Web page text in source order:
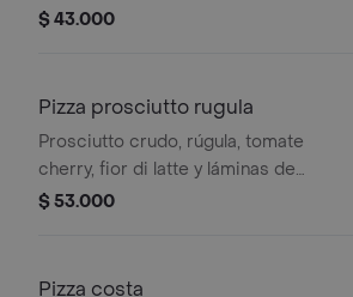
de balsámico trufada, 30 cm.
$ 43.000
Pizza prosciutto rugula
Prosciutto crudo, rúgula, tomate
cherry, fior di latte y láminas de
parmigiano, 30 cm.
$ 53.000
Pizza costa